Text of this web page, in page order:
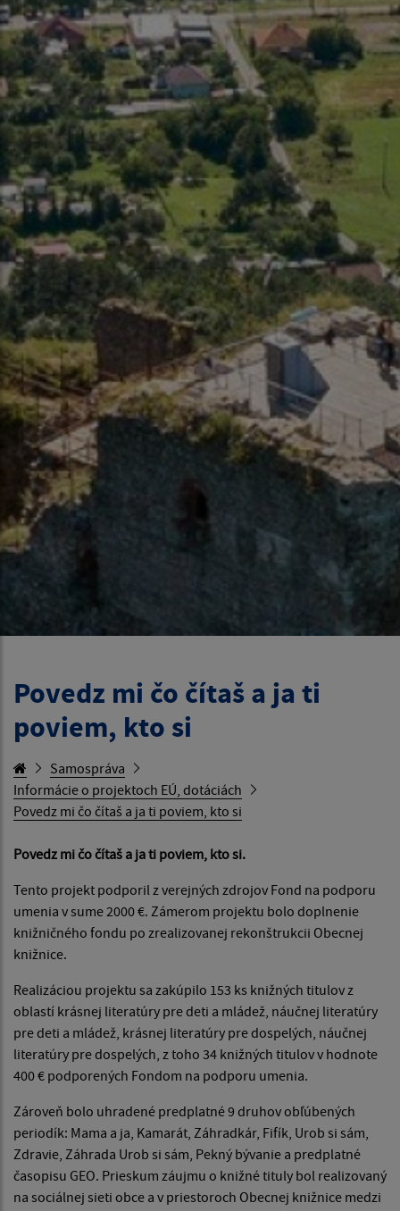
Povedz mi čo čítaš a ja ti
poviem, kto si
Samospráva
Informácie o projektoch EÚ, dotáciách
Povedz mi čo čítaš a ja ti poviem, kto si
Povedz mi čo čítaš a ja ti poviem, kto si.
Tento projekt podporil z verejných zdrojov Fond na podporu
umenia v sume 2000 €. Zámerom projektu bolo doplnenie
knižničného fondu po zrealizovanej rekonštrukcii Obecnej
knižnice.
Realizáciou projektu sa zakúpilo 153 ks knižných titulov z
oblastí krásnej literatúry pre deti a mládež, náučnej literatúry
pre deti a mládež, krásnej literatúry pre dospelých, náučnej
literatúry pre dospelých, z toho 34 knižných titulov v hodnote
400 € podporených Fondom na podporu umenia.
Zároveň bolo uhradené predplatné 9 druhov obľúbených
periodík: Mama a ja, Kamarát, Záhradkár, Fifík, Urob si sám,
Zdravie, Záhrada Urob si sám, Pekný bývanie a predplatné
časopisu GEO. Prieskum záujmu o knižné tituly bol realizovaný
na sociálnej sieti obce a v priestoroch Obecnej knižnice medzi